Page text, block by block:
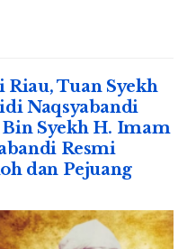
Tuan Syekh
Naqsyabandi
Bin Syekh H. Imam
Resmi
dan Pejuang